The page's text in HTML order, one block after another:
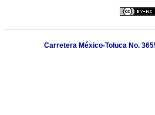
Carretera México-Toluca No.